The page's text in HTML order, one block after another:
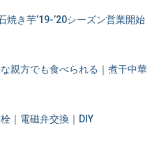
焼き芋’19-’20シーズン営業開始
親方でも食べられる｜煮干中華
｜電磁弁交換｜DIY